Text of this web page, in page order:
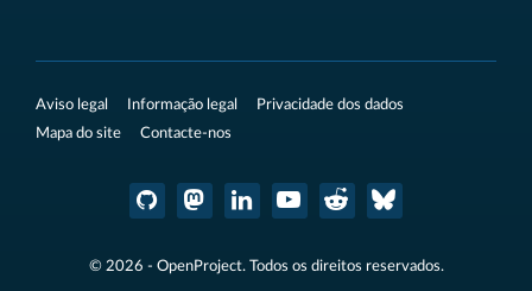
Aviso legal Informação legal
Privacidade dos dados
Mapa do site
Contacte-nos
© 2026 - OpenProject. Todos os direitos reservados.